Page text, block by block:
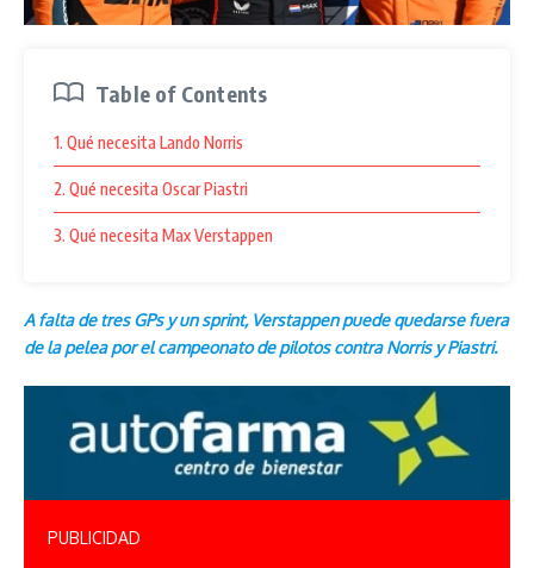
Table of Contents
1. Qué necesita Lando Norris
2. Qué necesita Oscar Piastri
3. Qué necesita Max Verstappen
A falta de tres GPs y un sprint, Verstappen puede quedarse fuera
de la pelea por el campeonato de pilotos contra Norris y Piastri.
PUBLICIDAD